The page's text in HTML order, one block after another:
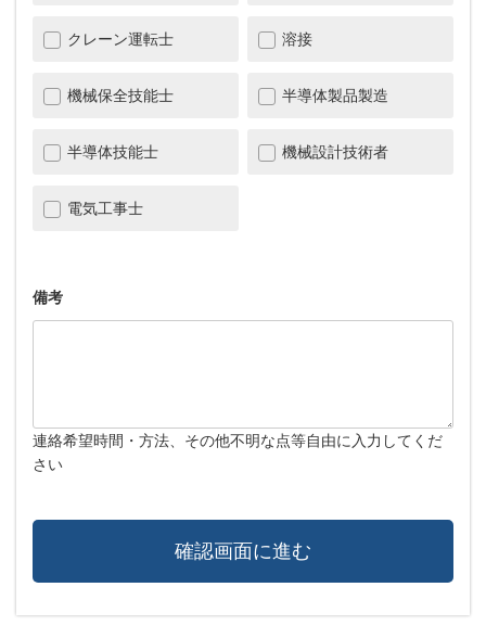
クレーン運転士 溶接
機械保全技能士 半導体製品製造
半導体技能士 機械設計技術者
電気工事士
備考
連絡希望時間・方法、その他不明な点等自由に入力してくだ
さい